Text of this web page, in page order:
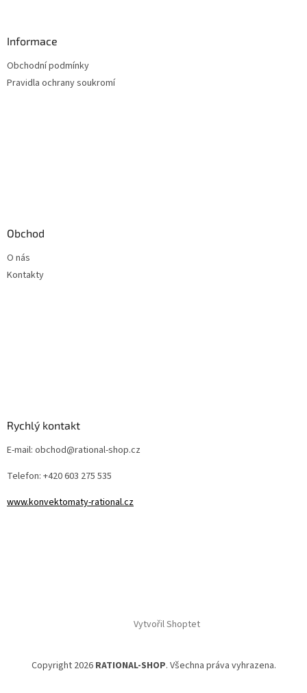
Informace
Obchodní podmínky
Pravidla ochrany soukromí
Obchod
O nás
Kontakty
Rychlý kontakt
E-mail: obchod@rational-shop.cz
Telefon: +420 603 275 535
www.konvektomaty-rational.cz
Vytvořil Shoptet
Copyright 2026 RATIONAL-SHOP. Všechna práva vyhrazena.